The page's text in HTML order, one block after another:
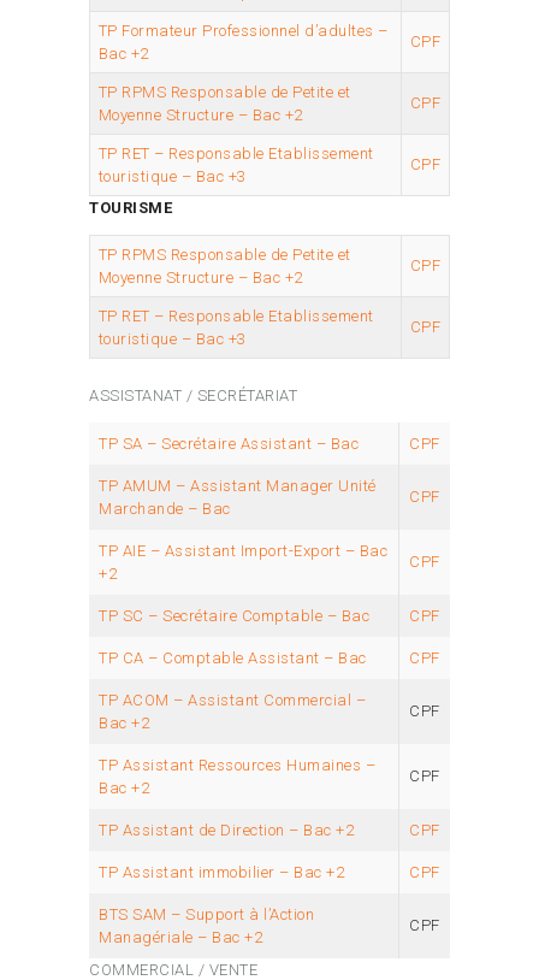
TP Formateur Professionnel d’adultes –
Bac +2
CPF
TP RPMS Responsable de Petite et
Moyenne Structure – Bac +2
CPF
TP RET – Responsable Etablissement
touristique – Bac +3
CPF
TOURISME
TP RPMS Responsable de Petite et
Moyenne Structure – Bac +2
CPF
TP RET – Responsable Etablissement
touristique – Bac +3
CPF
ASSISTANAT / SECRÉTARIAT
TP SA – Secrétaire Assistant – Bac CPF
TP AMUM – Assistant Manager Unité
Marchande – Bac
CPF
TP AIE – Assistant Import-Export – Bac
+2
CPF
TP SC – Secrétaire Comptable – Bac CPF
TP CA – Comptable Assistant – Bac CPF
TP ACOM – Assistant Commercial –
Bac +2
CPF
TP Assistant Ressources Humaines –
Bac +2
CPF
TP Assistant de Direction – Bac +2 CPF
TP Assistant immobilier – Bac +2 CPF
BTS SAM – Support à l’Action
Managériale – Bac +2
CPF
COMMERCIAL / VENTE